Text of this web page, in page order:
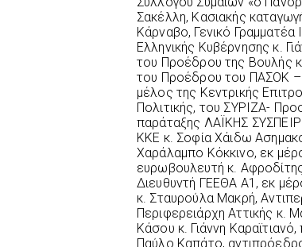
Σακέλλη, Κασιακής
Κάρναβο, Γενικό
Ελληνικής Κυβέρνησης κ.
του Προέδρου της Βουλής
του Προέδρου του ΠΑΣΟΚ –
μέλος της Κεντρικής
Πολιτικής, του ΣΥΡΙΖΑ-
παράταξης ΛΑΪΚΗΣ
ΚΚΕ κ. Σοφία Χάιδω
Χαράλαμπο Κόκκινο, εκ
ευρωβουλευτή κ.
Διευθυντή ΓΕΕΘΑ Α1, εκ
κ. Σταυρούλα Μακρή,
Περιφερειάρχη Αττικής κ.
Κάσου κ. Γιάννη
Παύλο Καπάτο,